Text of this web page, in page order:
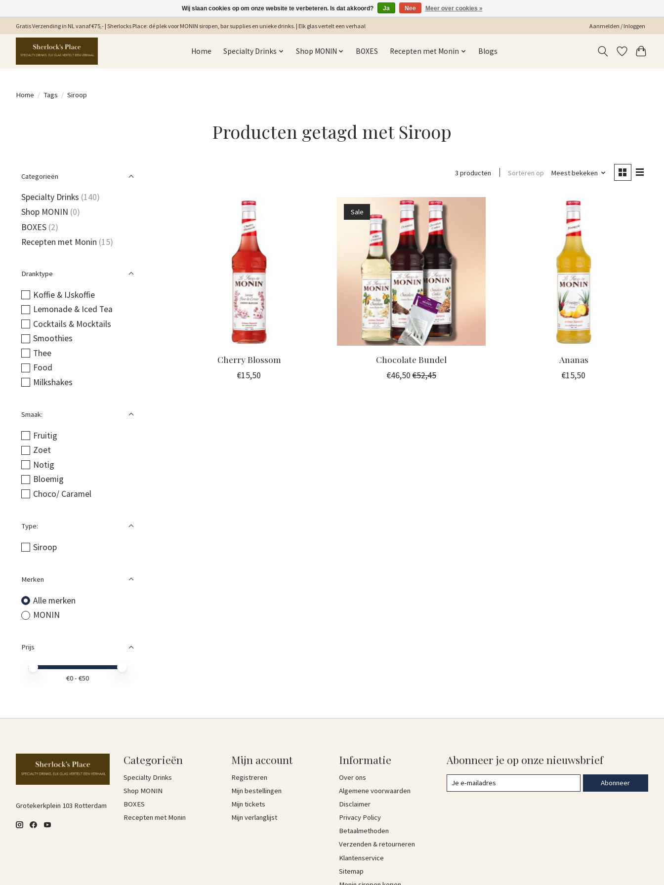
Gratis Verzending in NL vanaf €75,- | Sherlocks Place: dé plek voor MONIN siropen, bar supplies en unieke drinks. | Elk glas vertelt een verhaal Aanmelden / Inloggen
Home Specialty Drinks Shop MONIN BOXES Recepten met Monin Blogs
Home / Tags / Siroop
Producten getagd met Siroop
Categorieën
Specialty Drinks (140)
Shop MONIN (0)
BOXES (2)
Recepten met Monin (15)
Dranktype
Koffie & IJskoffie
Lemonade & Iced Tea
Cocktails & Mocktails
Smoothies
Thee
Food
Milkshakes
Smaak:
Fruitig
Zoet
Notig
Bloemig
Choco/ Caramel
Type:
Siroop
Merken
Alle merken
MONIN
Prijs
Minimale prijswaarde
Price maximum value
€0- €50
3 producten Sorteren op Meest bekeken
Cherry Blossom
€15,50
Sale
Chocolate Bundel
€46,50 €52,45
Ananas
€15,50
Grotekerkplein 103 Rotterdam
Categorieën
Specialty Drinks
Shop MONIN
BOXES
Recepten met Monin
Mijn account
Registreren
Mijn bestellingen
Mijn tickets
Mijn verlanglijst
Informatie
Over ons
Algemene voorwaarden
Disclaimer
Privacy Policy
Betaalmethoden
Verzenden & retourneren
Klantenservice
Sitemap
Abonneer je op onze nieuwsbrief
Abonneer
Wij slaan cookies op om onze website te verbeteren. Is dat akkoord? Ja Nee Meer over cookies »